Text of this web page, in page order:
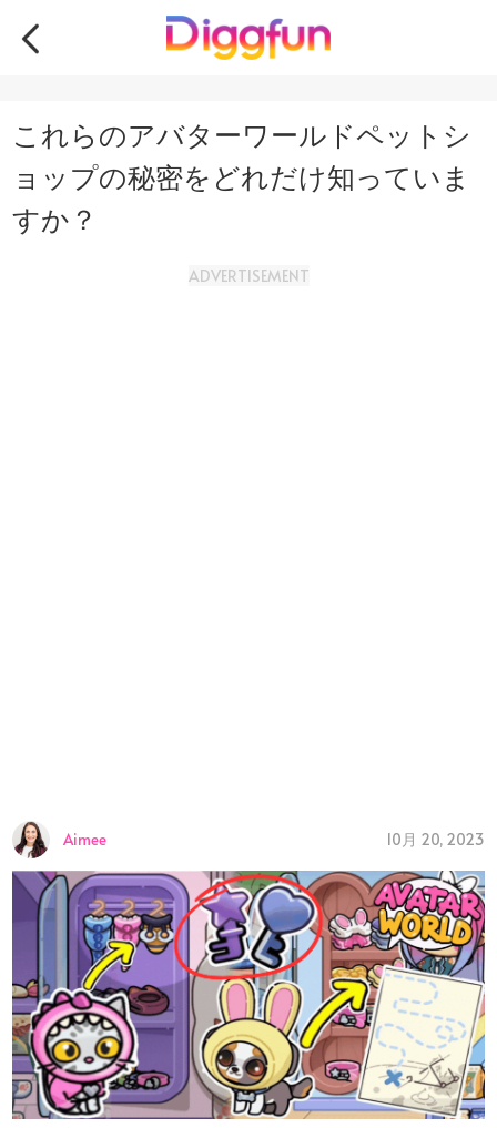
これらのアバターワールドペットシ
ョップの秘密をどれだけ知っていま
すか？
ADVERTISEMENT
Aimee 10月 20, 2023